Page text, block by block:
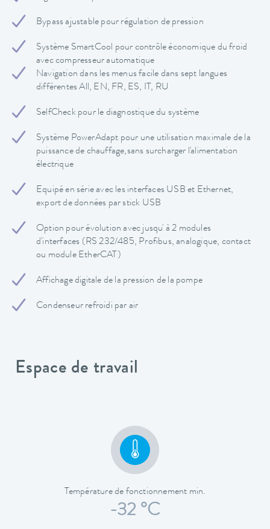
Bypass ajustable pour régulation de pression
Système SmartCool pour contrôle économique du froid
avec compresseur automatique
Navigation dans les menus facile dans sept langues
différentes All, EN, FR, ES, IT, RU
SelfCheck pour le diagnostique du système
Système PowerAdapt pour une utilisation maximale de la
puissance de chauffage,sans surcharger l'alimentation
électrique
Equipé en série avec les interfaces USB et Ethernet,
export de données par stick USB
Option pour évolution avec jusqu' à 2 modules
d'interfaces (RS 232/485, Profibus, analogique, contact
ou module EtherCAT)
Affichage digitale de la pression de la pompe
Condenseur refroidi par air
Espace de travail
Température de fonctionnement min.
-32 °C